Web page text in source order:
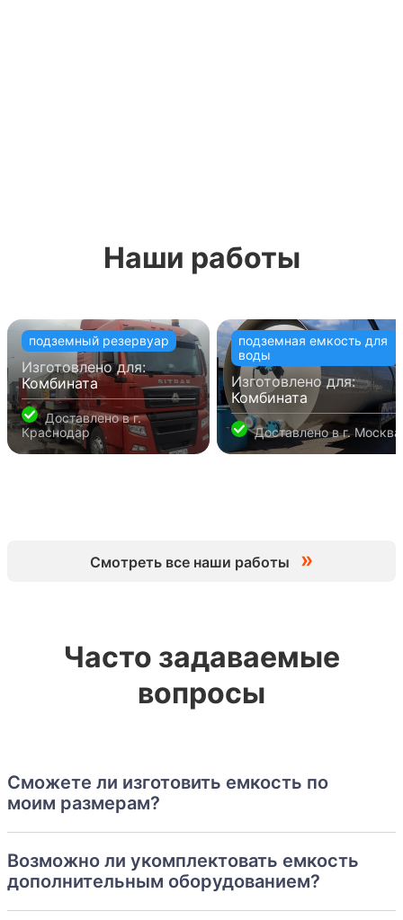
Наши работы
подземный резервуар
Изготовлено для:
Комбината
Доставлено вг.
Краснодар
подземная емкость для
воды
Изготовлено для:
Комбината
Доставлено вг. Москва
Смотреть все наши работы »
Часто задаваемые
вопросы
Сможете ли изготовить емкость по
моим размерам?
Возможно ли укомплектовать емкость
дополнительным оборудованием?